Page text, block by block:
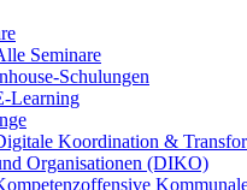
Seminare
Schulungen
Learning
Koordination &
Organisationen (DIKO)